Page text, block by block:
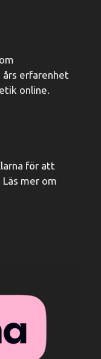
års erfarenhet
online.
för att
mer om